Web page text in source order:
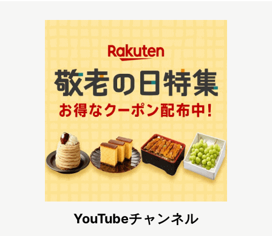
YouTubeチャンネル